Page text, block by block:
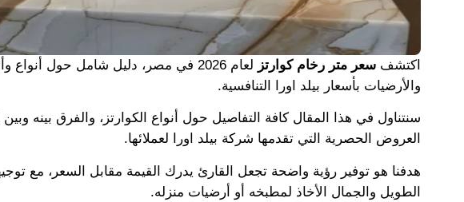
اكتشف سعر متر رخام كوارتز
لعام 2026 في مصر، دليل شامل حول
والأرضيات بأسعار بيلد اورا التنافسية.
سنتناول في هذا المقال كافة التفاصيل حول أنواع الكوارتز، والفرق بينه
العروض الحصرية التي تقدمها شركة بيلد اورا لعملائها.
هدفنا هو توفير رؤية واضحة تجعل القارئ يدرك القيمة مقابل السعر، مع
الطويل والجمال الأخاذ لمطبخه أو أرضيات منزله.